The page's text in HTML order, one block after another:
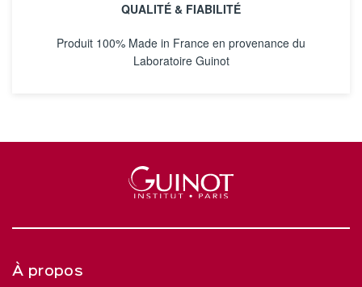
QUALITÉ & FIABILITÉ
Produit 100% Made in France en provenance du
Laboratoire Guinot
À propos